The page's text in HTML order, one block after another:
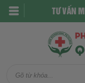
TƯ VẤN